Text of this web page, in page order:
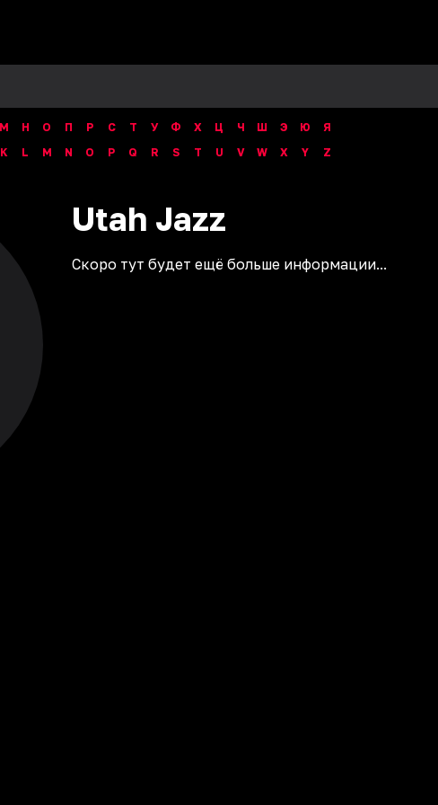
М Н О П Р С Т У Ф Х Ц Ч Ш Э Ю
Я
K L M N O P Q R S T U V W X Y Z
Utah Jazz
Скоро тут будет ещё больше информации...